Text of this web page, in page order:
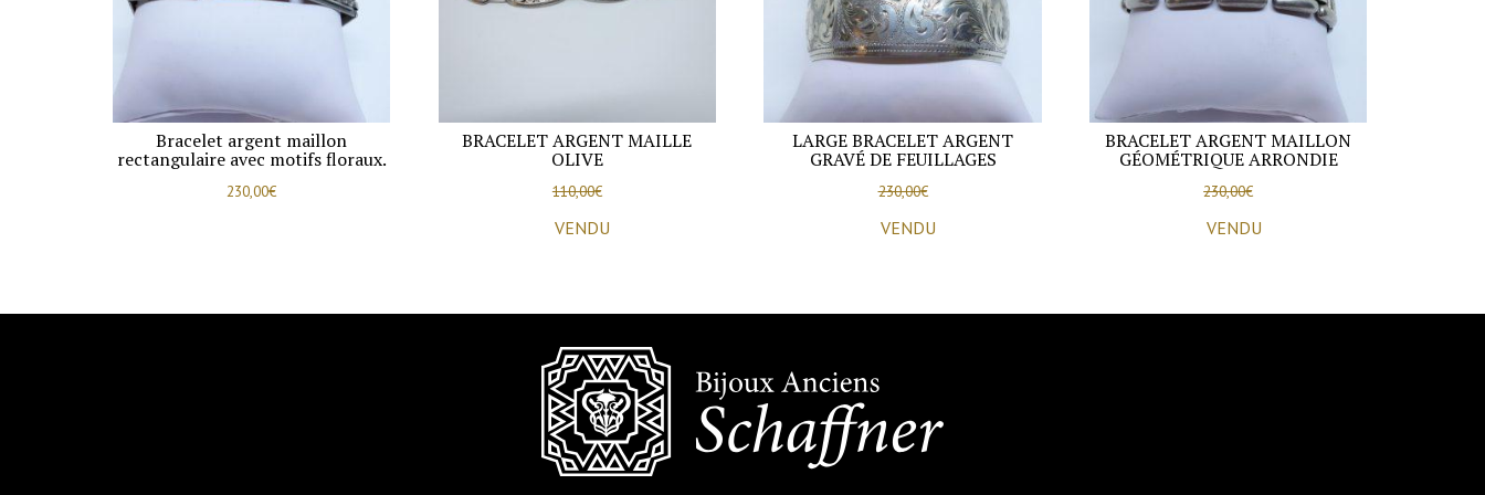
Bracelet argent maillon
rectangulaire avec motifs floraux.
230,00€
BRACELET ARGENT MAILLE
OLIVE
110,00€
VENDU
LARGE BRACELET ARGENT
GRAVÉ DE FEUILLAGES
230,00€
VENDU
BRACELET ARGENT MAILLON
GÉOMÉTRIQUE ARRONDIE
230,00€
VENDU